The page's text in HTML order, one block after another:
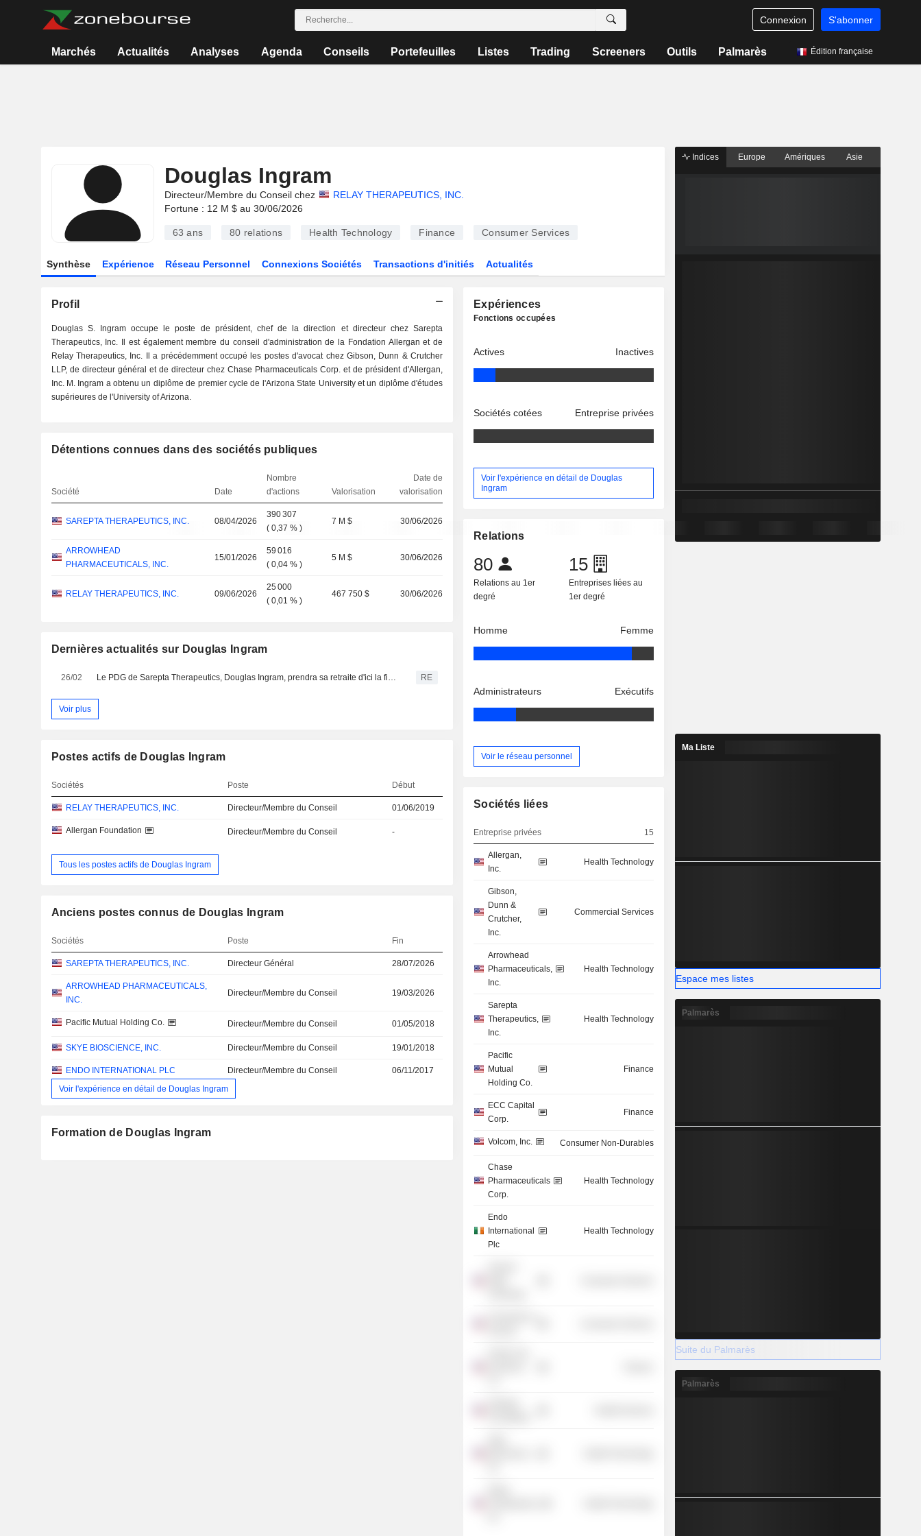
Connexion S'abonner
Marchés Actualités Analyses Agenda Conseils Portefeuilles Listes Trading Screeners Outils Palmarès Édition française
Douglas Ingram
Directeur/Membre du Conseil chez
RELAY THERAPEUTICS, INC.
Fortune : 12 M $ au 30/06/2026
63 ans 80 relations Health Technology Finance Consumer Services
Synthèse Expérience Réseau Personnel Connexions Sociétés Transactions d'initiés Actualités
Profil
Douglas S. Ingram occupe le poste de président, chef de la direction et directeur chez Sarepta
Therapeutics, Inc. Il est également membre du conseil d'administration de la Fondation Allergan et de
Relay Therapeutics, Inc. Il a précédemment occupé les postes d'avocat chez Gibson, Dunn & Crutcher
LLP, de directeur général et de directeur chez Chase Pharmaceuticals Corp. et de président d'Allergan,
Inc. M. Ingram a obtenu un diplôme de premier cycle de l'Arizona State University et un diplôme d'études
supérieures de l'University of Arizona.
Détentions connues dans des sociétés publiques
Société Date
Nombre
d'actions
Valorisation
Date de
valorisation
SAREPTA THERAPEUTICS, INC. 08/04/2026
390 307
(0,37 % )
7 M $ 30/06/2026
ARROWHEAD
PHARMACEUTICALS, INC.
15/01/2026
59 016
(0,04 % )
5 M $ 30/06/2026
RELAY THERAPEUTICS, INC. 09/06/2026
25 000
(0,01 % )
467 750 $ 30/06/2026
Dernières actualités sur Douglas Ingram
26/02 Le PDG de Sarepta Therapeutics, Douglas Ingram, prendra sa retraite d'ici la fin de l'année RE
Voir plus
Postes actifs de Douglas Ingram
Sociétés Poste Début
RELAY THERAPEUTICS, INC. Directeur/Membre du Conseil 01/06/2019
Allergan Foundation Directeur/Membre du Conseil -
Tous les postes actifs de Douglas Ingram
Anciens postes connus de Douglas Ingram
Sociétés Poste Fin
SAREPTA THERAPEUTICS, INC. Directeur Général 28/07/2026
ARROWHEAD PHARMACEUTICALS,
INC.
Directeur/Membre du Conseil 19/03/2026
Pacific Mutual Holding Co. Directeur/Membre du Conseil 01/05/2018
SKYE BIOSCIENCE, INC. Directeur/Membre du Conseil 19/01/2018
ENDO INTERNATIONAL PLC Directeur/Membre du Conseil
06/11/2017
Voir l'expérience en détail de Douglas Ingram
Formation de Douglas Ingram
Expériences
Fonctions occupées
Actives Inactives
Sociétés cotées Entreprise privées
Voir l'expérience en détail de Douglas
Ingram
Relations
80
Relations au 1er
degré
15
Entreprises liées au
1er degré
Homme Femme
Administrateurs Exécutifs
Voir le réseau personnel
Sociétés liées
Entreprise privées 15
Allergan,
Inc.
Health Technology
Gibson,
Dunn &
Crutcher,
Inc.
Commercial Services
Arrowhead
Pharmaceuticals,
Inc.
Health Technology
Sarepta
Therapeutics,
Inc.
Health Technology
Pacific
Mutual
Holding Co.
Finance
ECC Capital
Corp.
Finance
Volcom, Inc. Consumer Non-Durables
Chase
Pharmaceuticals
Corp.
Health Technology
Endo
International
Plc
Health Technology
Indices Europe Amériques Asie
Ma Liste
Espace mes listes
Palmarès
Suite du Palmarès
Palmarès